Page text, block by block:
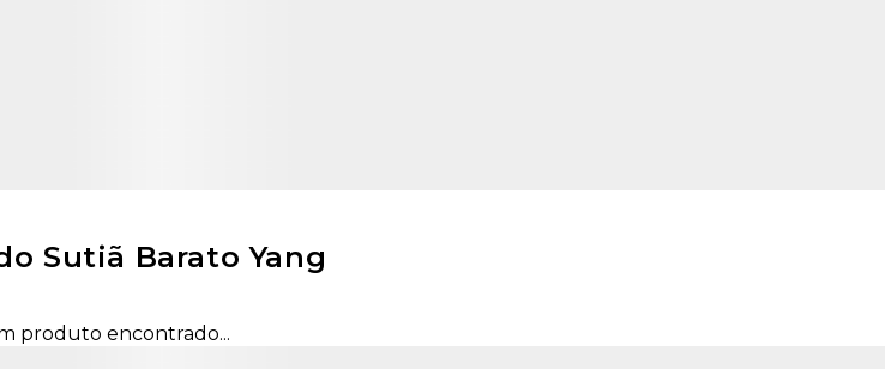
Sutiã Barato Yang
produto encontrado...